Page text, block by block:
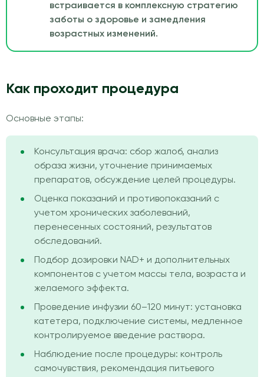
встраивается в комплексную стратегию
заботы о здоровье и замедления
возрастных изменений.
Как проходит процедура
Основные этапы:
Консультация врача: сбор жалоб, анализ
образа жизни, уточнение принимаемых
препаратов, обсуждение целей процедуры.
Оценка показаний и противопоказаний с
учетом хронических заболеваний,
перенесенных состояний, результатов
обследований.
Подбор дозировки NAD+ и дополнительных
компонентов с учетом массы тела, возраста и
желаемого эффекта.
Проведение инфузии 60–120 минут: установка
катетера, подключение системы, медленное
контролируемое введение раствора.
Наблюдение после процедуры: контроль
самочувствия, рекомендация питьевого